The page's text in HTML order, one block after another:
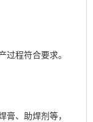
程符合要求。
、助焊剂等，